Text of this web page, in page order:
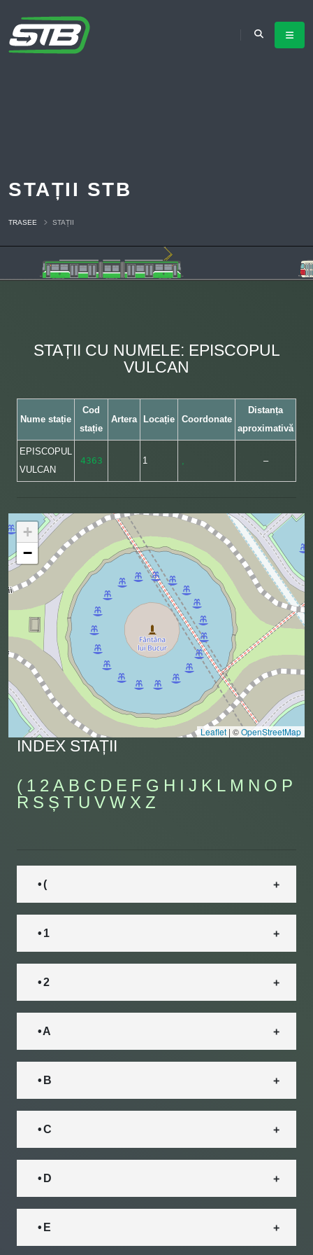
STAȚII STB
TRASEE STAȚII
STAȚII CU NUMELE: EPISCOPUL
VULCAN
Nume stație
Cod
stație
Artera Locație Coordonate
Distanța
aproximativă
EPISCOPUL
VULCAN
4363 1 , –
+
−
Leaflet | ©OpenStreetMap
INDEX STAȚII
( 1 2 A B C D E F G H I J K L M N O P
R S Ș T U V W X Z
• (
• 1
• 2
• A
• B
• C
• D
• E